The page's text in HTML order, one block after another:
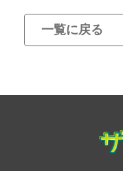
一覧に戻る